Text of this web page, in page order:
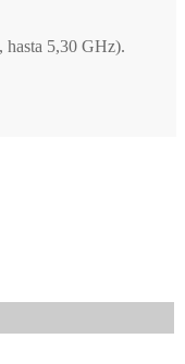
5,30 GHz).